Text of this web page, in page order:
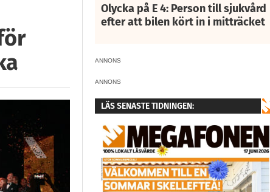
Olycka på E 4: Person till sjukvård
efter att bilen kört in i mitträcket
ANNONS
ANNONS
LÄS SENASTE TIDNINGEN: